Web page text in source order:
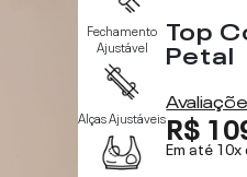
Fechamento
Ajustável
Alças Ajustáveis
Top
Petal
R$
Em até